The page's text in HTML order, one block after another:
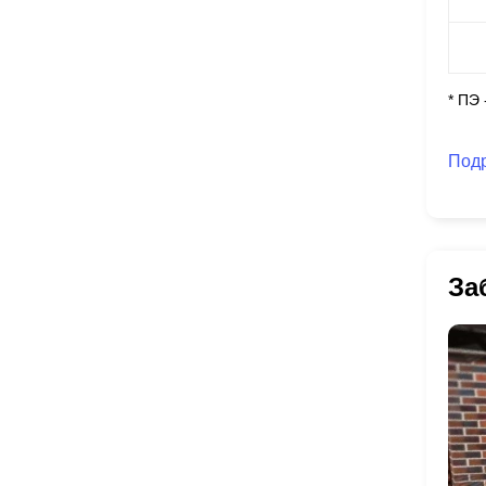
* ПЭ